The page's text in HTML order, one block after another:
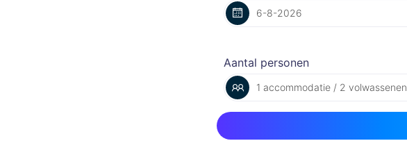
Aantal personen
1 accommodatie / 2 volwassenen